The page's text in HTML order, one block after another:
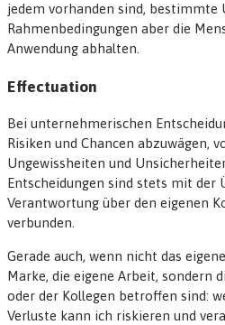
jedem vorhanden sind, bestimmte
Rahmenbedingungen aber die
Anwendung abhalten.
Effectuation
Bei unternehmerischen
Risiken und Chancen abzuwägen,
Ungewissheiten und
Entscheidungen sind stets mit der
Verantwortung über den eigenen
verbunden.
Gerade auch, wenn nicht das
Marke, die eigene Arbeit, sondern
oder der Kollegen betroffen sind:
Verluste kann ich riskieren und